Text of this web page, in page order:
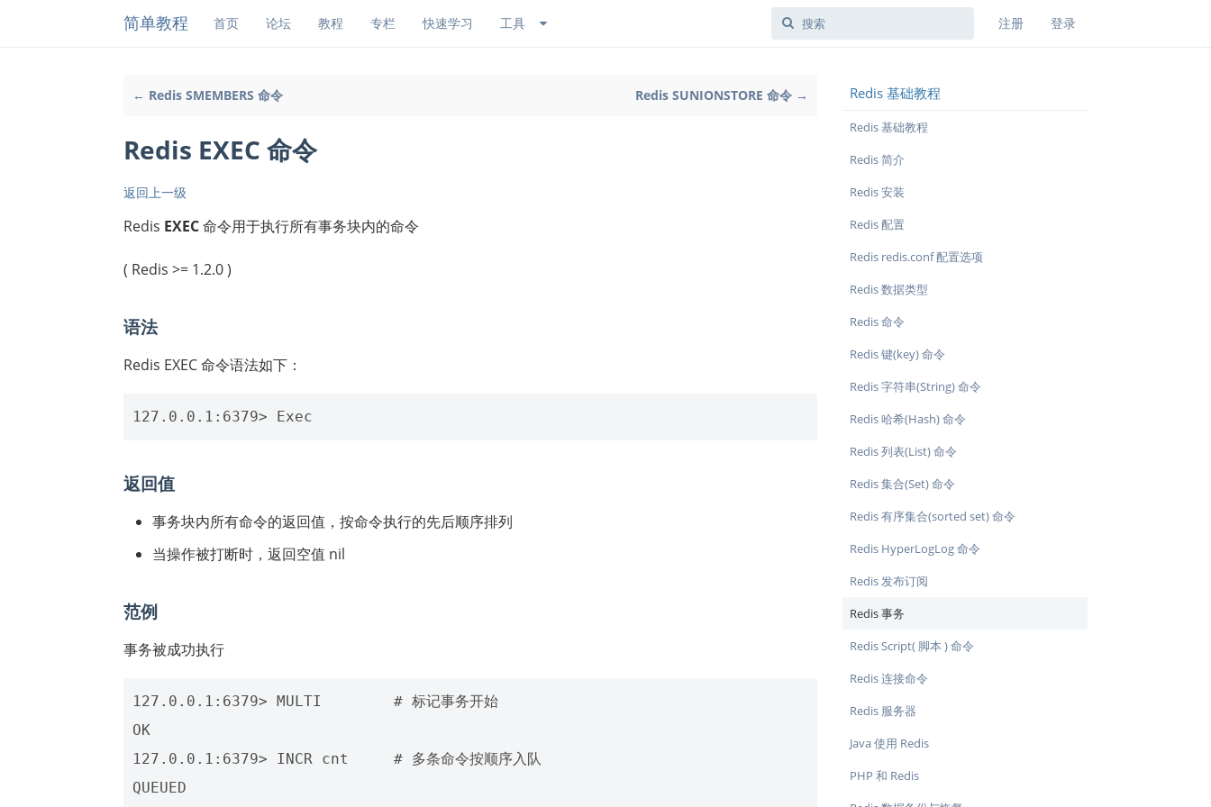
简单教程 首页 论坛 教程 专栏 快速学习 工具 注册 登录
← Redis SMEMBERS 命令 Redis SUNIONSTORE 命令 →
Redis EXEC 命令
返回上一级
Redis EXEC命令用于执行所有事务块内的命令
( Redis >= 1.2.0 )
语法
Redis EXEC 命令语法如下：
返回值
事务块内所有命令的返回值，按命令执行的先后顺序排列
当操作被打断时，返回空值 nil
范例
事务被成功执行
127.0.0.1:6379> MULTI        # 标记事务开始
OK
127.0.0.1:6379> INCR cnt     # 多条命令按顺序入队
QUEUED
Redis 基础教程
Redis 基础教程
Redis 简介
Redis 安装
Redis 配置
Redis redis.conf 配置选项
Redis 数据类型
Redis 命令
Redis 键(key) 命令
Redis 字符串(String) 命令
Redis 哈希(Hash) 命令
Redis 列表(List) 命令
Redis 集合(Set) 命令
Redis 有序集合(sorted set) 命令
Redis HyperLogLog 命令
Redis 发布订阅
Redis 事务
Redis Script( 脚本 ) 命令
Redis 连接命令
Redis 服务器
Java 使用 Redis
PHP 和 Redis